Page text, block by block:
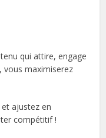
qui attire, engage
vous maximiserez
ajustez en
compétitif !